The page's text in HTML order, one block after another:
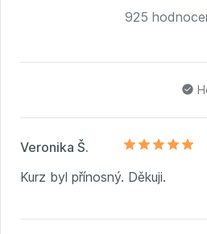
925
Veronika Š.
Kurz byl přínosný. Děkuji.